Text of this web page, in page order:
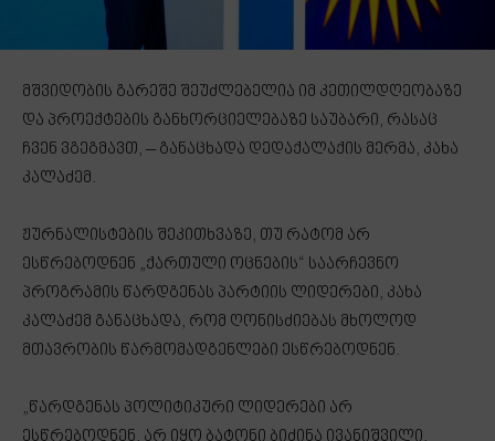
მშვიდობის გარეშე შეუძლებელია იმ კეთილდღეობაზე
და პროექტების განხორციელებაზე საუბარი, რასაც
ჩვენ ვგეგმავთ, – განაცხადა დედაქალაქის მერმა, კახა
კალაძემ.
ჟურნალისტების შეკითხვაზე, თუ რატომ არ
ესწრებოდნენ „ქართული ოცნების“ საარჩევნო
პროგრამის წარდგენას პარტიის ლიდერები, კახა
კალაძემ განაცხადა, რომ ღონისძიებას მხოლოდ
მთავრობის წარმომადგენლები ესწრებოდნენ.
„წარდგენას პოლიტიკური ლიდერები არ
ესწრებოდნენ. არ იყო ბატონი ბიძინა ივანიშვილი,